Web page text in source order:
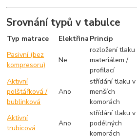
Srovnání typů v tabulce
Typ matrace Elektřina Princip
Pasivní (bez
kompresoru)
Ne
rozložení tlaku
materiálem /
profilací
Aktivní
polštářková /
bublinková
Ano
střídání tlaku v
menších
komorách
Aktivní
trubicová
Ano
střídání tlaku v
podélných
komorách